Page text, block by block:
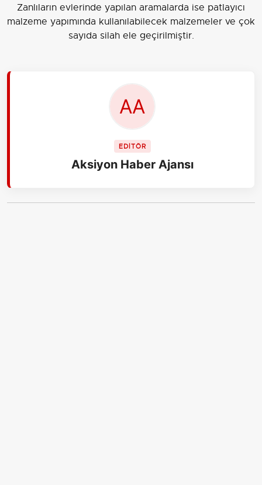
Zanlıların evlerinde yapılan aramalarda ise patlayıcı
malzeme yapımında kullanılabilecek malzemeler ve çok
sayıda silah ele geçirilmiştir.
EDİTÖR
Aksiyon Haber Ajansı